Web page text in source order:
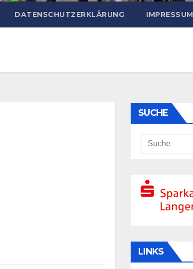
DATENSCHUTZERKLÄRUNG IMPRESSUM
SUCHE
LINKS